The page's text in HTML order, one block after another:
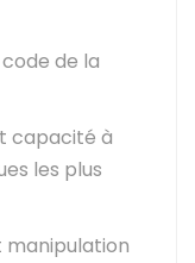
de la
capacité à
les plus
manipulation